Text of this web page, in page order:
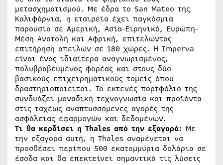
μετασχηματισμού. Με έδρα το San Mateo της
Καλιφόρνια, η εταιρεία έχει παγκόσμια
παρουσία σε Αμερική, Ασία-Ειρηνικό, Ευρώπη-
Μέση Ανατολή και Αφρική, επιτελώντας
επιτήρηση απειλών σε 180 χώρες. Η Imperva
είναι ένας ιδιαίτερα αναγνωρισμένος,
πολυβραβευμένος φορέας και στους δύο
βασικούς επιχειρηματικούς τομείς όπου
δραστηριοποιείται. Το εκτενές πορτφόλιό της
συνδυάζει μοναδική τεχνογνωσία και προϊόντα
στις ταχέως αναπτυσσόμενες αγορές της
ασφάλειας εφαρμογών και δεδομένων.
Τι θα κερδίσει η Thales από την εξαγορά: Με
την εξαγορά αυτή, η Thales αναμένεται να
προσθέσει περίπου 500 εκατομμύρια δολάρια σε
έσοδα και θα επεκτείνει σημαντικά τις λύσεις